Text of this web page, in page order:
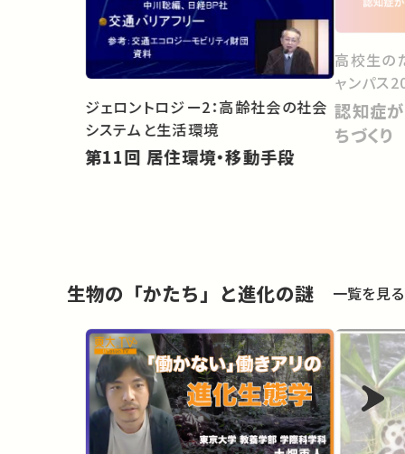
ジェロントロジー2：高齢社会の社会
システムと生活環境
第11回 居住環境・移動手段
高校生の
ャンパス
認知症
ちづくり
生物の「かたち」と進化の謎 一覧を見る